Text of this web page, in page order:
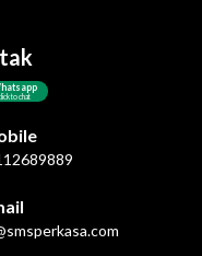
to chat